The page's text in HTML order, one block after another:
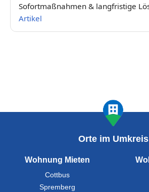
Sofortmaßnahmen & langfristige
Artikel
Orte im Umkreis
Wohnung Mieten
Cottbus
Spremberg